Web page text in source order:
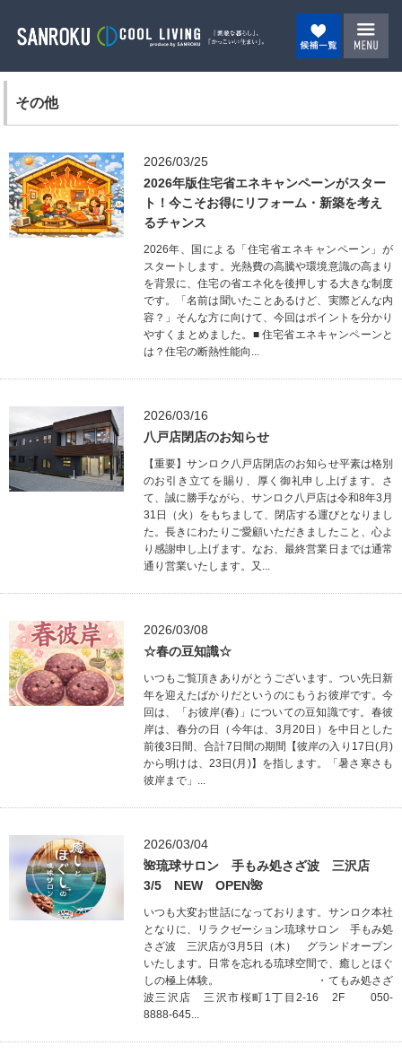
その他
2026/03/25
2026年版住宅省エネキャンペーンがスター
ト！今こそお得にリフォーム・新築を考え
るチャンス
2026年、国による「住宅省エネキャンペーン」が
スタートします。光熱費の高騰や環境意識の高まり
を背景に、住宅の省エネ化を後押しする大きな制度
です。「名前は聞いたことあるけど、実際どんな内
容？」そんな方に向けて、今回はポイントを分かり
やすくまとめました。■ 住宅省エネキャンペーンと
は？住宅の断熱性能向...
2026/03/16
八戸店閉店のお知らせ
【重要】サンロク八戸店閉店のお知らせ平素は格別
のお引き立てを賜り、厚く御礼申し上げます。さ
て、誠に勝手ながら、サンロク八戸店は令和8年3月
31日（火）をもちまして、閉店する運びとなりまし
た。長きにわたりご愛顧いただきましたこと、心よ
り感謝申し上げます。なお、最終営業日までは通常
通り営業いたします。又...
2026/03/08
☆春の豆知識☆
いつもご覧頂きありがとうございます。つい先日新
年を迎えたばかりだというのにもうお彼岸です。今
回は、「お彼岸(春)」についての豆知識です。春彼
岸は、春分の日（今年は、3月20日）を中日とした
前後3日間、合計7日間の期間【彼岸の入り17日(月)
から明けは、23日(月)】を指します。「暑さ寒さも
彼岸まで」...
2026/03/04
🌺琉球サロン 手もみ処さざ波 三沢店
3/5 NEW OPEN🌺
いつも大変お世話になっております。サンロク本社
となりに、リラクゼーション琉球サロン 手もみ処
さざ波 三沢店が3月5日（木） グランドオープン
いたします。日常を忘れる琉球空間で、癒しとほぐ
しの極上体験。 ・てもみ処さざ
波三沢店 三沢市桜町1丁目2-16 2F 050-
8888-645...